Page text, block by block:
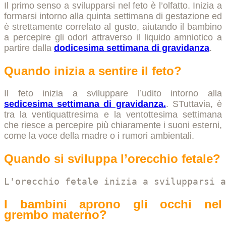
Il primo senso a svilupparsi nel feto è l’olfatto. Inizia a
formarsi intorno alla quinta settimana di gestazione ed
è strettamente correlato al gusto, aiutando il bambino
a percepire gli odori attraverso il liquido amniotico a
partire dalla dodicesima settimana di gravidanza.
Quando inizia a sentire il feto?
Il feto inizia a sviluppare l’udito intorno alla
sedicesima settimana di gravidanza.. STuttavia, è
tra la ventiquattresima e la ventottesima settimana
che riesce a percepire più chiaramente i suoni esterni,
come la voce della madre o i rumori ambientali.
Quando si sviluppa l’orecchio fetale?
L'orecchio fetale inizia a svilupparsi
I bambini aprono gli occhi nel
grembo materno?